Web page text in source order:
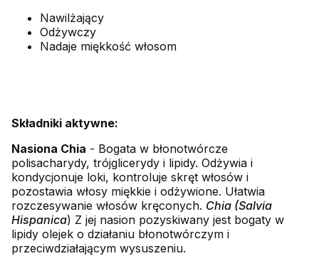
Nawilżający
Odżywczy
Nadaje miękkość włosom
Składniki aktywne:
Nasiona Chia - Bogata w błonotwórcze
polisacharydy, trójglicerydy i lipidy. Odżywia i
kondycjonuje loki, kontroluje skręt włosów i
pozostawia włosy miękkie i odżywione. Ułatwia
rozczesywanie włosów kręconych. Chia (Salvia
Hispanica) Z jej nasion pozyskiwany jest bogaty w
lipidy olejek o działaniu błonotwórczym i
przeciwdziałającym wysuszeniu.